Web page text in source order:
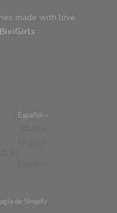
made with love.
$)
Español
de Shopify